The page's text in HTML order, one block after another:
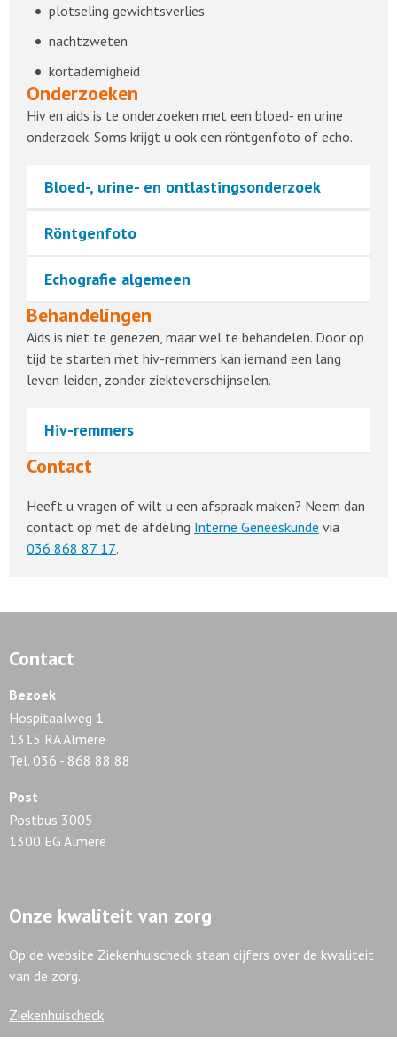
plotseling gewichtsverlies
nachtzweten
kortademigheid
Onderzoeken
Hiv en aids is te onderzoeken met een bloed- en urine
onderzoek. Soms krijgt u ook een röntgenfoto of echo.
Bloed-, urine- en ontlastingsonderzoek
Röntgenfoto
Echografie algemeen
Behandelingen
Aids is niet te genezen, maar wel te behandelen. Door op
tijd te starten met hiv-remmers kan iemand een lang
leven leiden, zonder ziekteverschijnselen.
Hiv-remmers
Contact
Heeft u vragen of wilt u een afspraak maken? Neem dan
contact op met de afdeling Interne Geneeskunde via
036 868 87 17.
Contact
Bezoek
Hospitaalweg 1
1315 RA Almere
Tel. 036 - 868 88 88
Post
Postbus 3005
1300 EG Almere
Onze kwaliteit van zorg
Op de website Ziekenhuischeck staan cijfers over de kwaliteit
van de zorg.
Ziekenhuischeck